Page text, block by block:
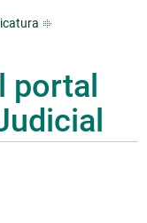
portal